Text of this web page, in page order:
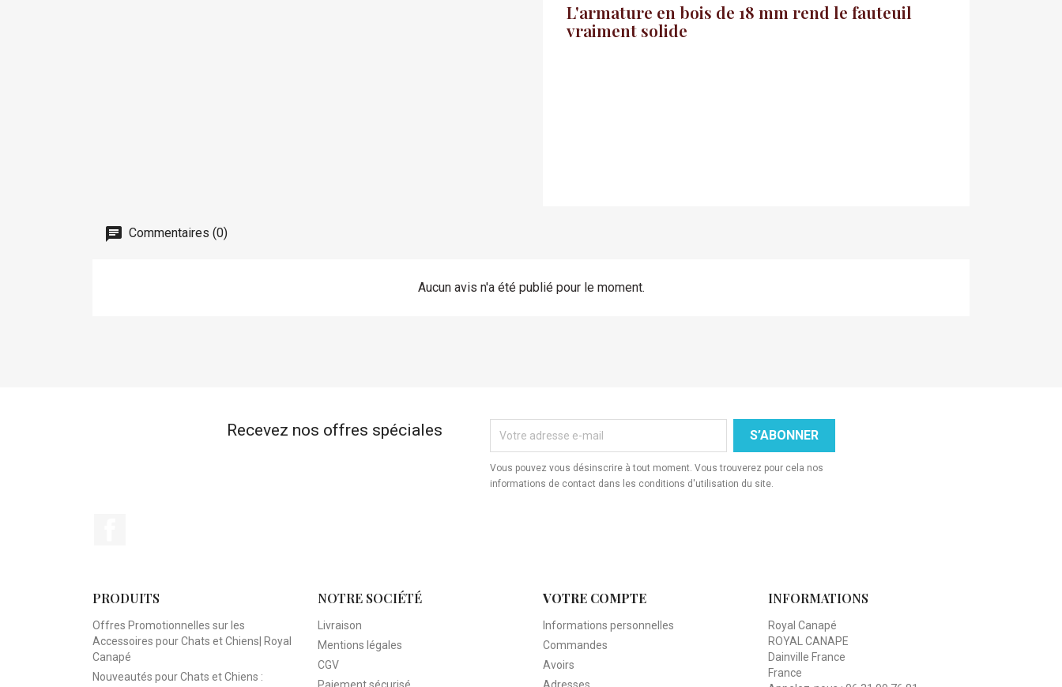
L'armature en bois de 18 mm rend le fauteuil
vraiment solide
Commentaires (0)
Aucun avis n'a été publié pour le moment.
Recevez nos offres spéciales
Vous pouvez vous désinscrire à tout moment. Vous trouverez pour cela nos
informations de contact dans les conditions d'utilisation du site.
PRODUITS
Offres Promotionnelles sur les
Accessoires pour Chats et Chiens| Royal
Canapé
Nouveautés pour Chats et Chiens :
NOTRE SOCIÉTÉ
Livraison
Mentions légales
CGV
VOTRE COMPTE
Informations personnelles
Commandes
Avoirs
INFORMATIONS
Royal Canapé
ROYAL CANAPE
Dainville France
France